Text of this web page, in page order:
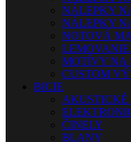
NÁLEPKY
NÁLEPKY
NOTOVÁ
MOTÍVY NA
CUSTOM
BICIE
AKUSTICKÉ
ČINELY
BLANY